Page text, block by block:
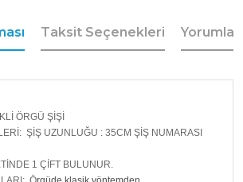
Taksit Seçenekleri Yorumlar
ÖRGÜ ŞİŞİ
ŞİŞ UZUNLUĞU : 35CM ŞİŞ NUMARASI
1 ÇİFT BULUNUR.